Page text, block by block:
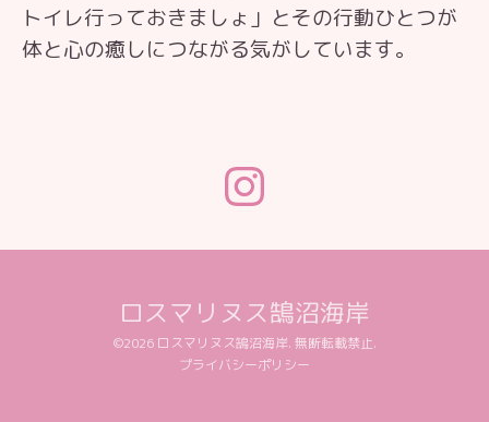
トイレ行っておきましょ」とその行動ひとつが
体と心の癒しにつながる気がしています。
ロスマリヌス鵠沼海岸
©2026 ロスマリヌス鵠沼海岸. 無断転載禁止.
プライバシーポリシー